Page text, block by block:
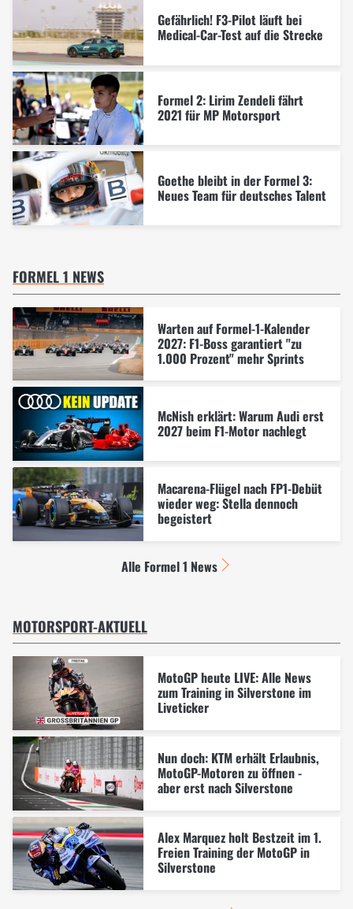
Gefährlich! F3-Pilot läuft bei
Medical-Car-Test auf die Strecke
Formel 2: Lirim Zendeli fährt
2021 für MP Motorsport
Goethe bleibt in der Formel 3:
Neues Team für deutsches Talent
FORMEL 1 NEWS
Warten auf Formel-1-Kalender
2027: F1-Boss garantiert "zu
1.000 Prozent" mehr Sprints
McNish erklärt: Warum Audi erst
2027 beim F1-Motor nachlegt
Macarena-Flügel nach FP1-Debüt
wieder weg: Stella dennoch
begeistert
Alle Formel 1 News
MOTORSPORT-AKTUELL
MotoGP heute LIVE: Alle News
zum Training in Silverstone im
Liveticker
Nun doch: KTM erhält Erlaubnis,
MotoGP-Motoren zu öffnen -
aber erst nach Silverstone
Alex Marquez holt Bestzeit im 1.
Freien Training der MotoGP in
Silverstone